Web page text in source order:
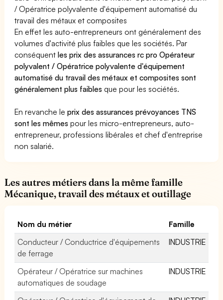
/ Opératrice polyvalente d'équipement automatisé du
travail des métaux et composites
En effet les auto-entrepreneurs ont généralement des
volumes d'activité plus faibles que les sociétés. Par
conséquentles prix des assurances rc pro Opérateur
polyvalent / Opératrice polyvalente d'équipement
automatisé du travail des métaux et composites sont
généralement plus faibles que pour les sociétés.
En revanche leprix des assurances prévoyances TNS
sont les mêmes pour les micro-entrepreneurs, auto-
entrepreneur, professions libérales et chef d'entreprise
non salarié.
Les autres métiers dans la même famille
Mécanique, travail des métaux et outillage
Nom du métier
Famille
Conducteur / Conductrice d'équipements
de ferrage
INDUSTRIE
Opérateur / Opératrice sur machines
automatiques de soudage
INDUSTRIE